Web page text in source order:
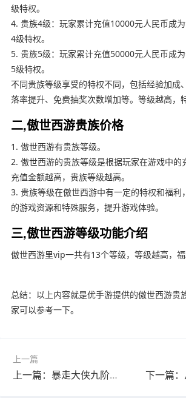
级特权。
4. 贵族4级：玩家累计充值10000元人民币成
4级特权。
5. 贵族5级：玩家累计充值50000元人民币成
5级特权。
不同贵族等级享受的特权不同，包括经验加成
落率提升、免费抽奖次数增加等。等级越高，
二,傲世西游贵族价格
1. 傲世西游有贵族等级。
2. 傲世西游的贵族等级是根据玩家在游戏中的
充值金额越高，贵族等级越高。
3. 贵族等级在傲世西游中有一定的特权和福利
的游戏资源和特殊服务，提升游戏体验。
三,傲世西游等级功能介绍
傲世西游里vip一共有13个等级，等级越高，福
总结：以上内容就是优手游提供的傲世西游贵
家可以参考一下。
上一篇
上一篇：暴走大侠九阶玩什么?(暴走大侠九阶玩什么武器)